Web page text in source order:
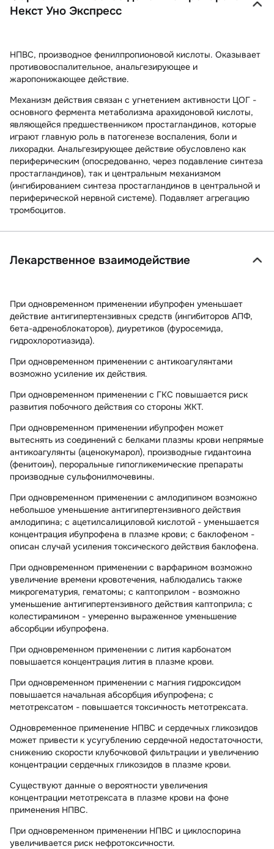
Некст Уно Экспресс
НПВС, производное фенилпропионовой кислоты. Оказывает
противовоспалительное, анальгезирующее и
жаропонижающее действие.
Механизм действия связан с угнетением активности ЦОГ -
основного фермента метаболизма арахидоновой кислоты,
являющейся предшественником простагландинов, которые
играют главную роль в патогенезе воспаления, боли и
лихорадки. Анальгезирующее действие обусловлено как
периферическим (опосредованно, через подавление синтеза
простагландинов), так и центральным механизмом
(ингибированием синтеза простагландинов в центральной и
периферической нервной системе). Подавляет агрегацию
тромбоцитов.
Лекарственное взаимодействие
При одновременном применении ибупрофен уменьшает
действие антигипертензивных средств (ингибиторов АПФ,
бета-адреноблокаторов), диуретиков (фуросемида,
гидрохлоротиазида).
При одновременном применении с антикоагулянтами
возможно усиление их действия.
При одновременном применении с ГКС повышается риск
развития побочного действия со стороны ЖКТ.
При одновременном применении ибупрофен может
вытеснять из соединений с белками плазмы крови непрямые
антикоагулянты (аценокумарол), производные гидантоина
(фенитоин), пероральные гипогликемические препараты
производные сульфонилмочевины.
При одновременном применении с амлодипином возможно
небольшое уменьшение антигипертензивного действия
амлодипина; с ацетилсалициловой кислотой - уменьшается
концентрация ибупрофена в плазме крови; с баклофеном -
описан случай усиления токсического действия баклофена.
При одновременном применении с варфарином возможно
увеличение времени кровотечения, наблюдались также
микрогематурия, гематомы; с каптоприлом - возможно
уменьшение антигипертензивного действия каптоприла; с
колестирамином - умеренно выраженное уменьшение
абсорбции ибупрофена.
При одновременном применении с лития карбонатом
повышается концентрация лития в плазме крови.
При одновременном применении с магния гидроксидом
повышается начальная абсорбция ибупрофена; с
метотрексатом - повышается токсичность метотрексата.
Одновременное применение НПВС и сердечных гликозидов
может привести к усугублению сердечной недостаточности,
снижению скорости клубочковой фильтрации и увеличению
концентрации сердечных гликозидов в плазме крови.
Существуют данные о вероятности увеличения
концентрации метотрексата в плазме крови на фоне
применения НПВС.
При одновременном применении НПВС и циклоспорина
увеличивается риск нефротоксичности.